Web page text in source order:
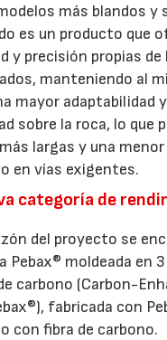
más blandos y
es un producto que
y precisión propias
manteniendo al
mayor adaptabilidad y
sobre la roca, lo que
largas y una
en vías exigentes.
categoría de
del proyecto se
Pebax® moldeada en
carbono (Carbon-
fabricada con
con fibra de carbono.